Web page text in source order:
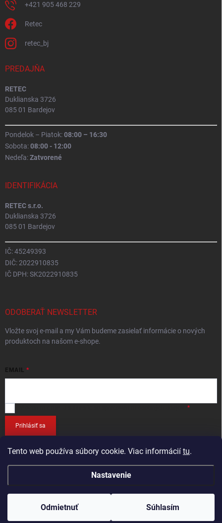
Tento web používa súbory cookie. Viac informácií tu.
Nastavenie
Odmietnuť Súhlasím
+421 905 468 229
Retec
retec_bj
PREDAJŇA
RETEC
Duklianska 3726
085 01 Bardejov
Pondelok – Piatok:08:00 – 16:30
Sobota:08:00 - 12:00
Nedeľa:Zatvorené
IDENTIFIKÁCIA
RETEC s.r.o.
Duklianska 3726
085 01 Bardejov
IČ: 45249393
DIČ: 2022910835
IČ DPH: SK2022910835
ODOBERAŤ NEWSLETTER
Vložte svoj e-mail a my Vám budeme zasielať informácie o nových
produktoch na našom e-shope.
EMAIL
Prihlásiť sa
Vytvoril Shoptet
Copyright 2026 . Všetky práva vyhradené.